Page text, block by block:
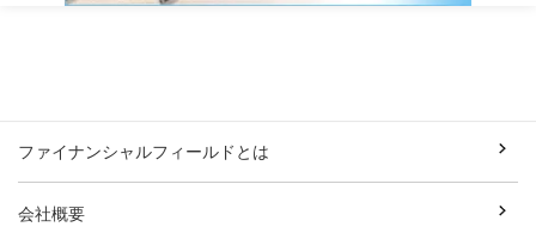
ファイナンシャルフィールドとは
会社概要